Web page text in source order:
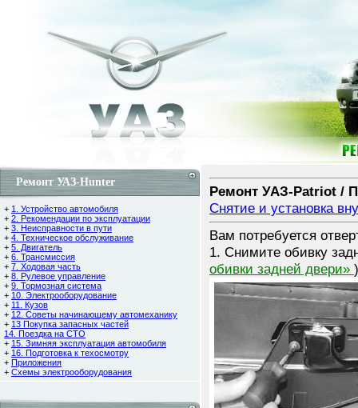
Ремонт УАЗ-Hunter
+ 1. Устройство автомобиля
+ 2. Рекомендации по эксплуатации
+ 3. Неисправности в пути
+ 4. Техническое обслуживание
+ 5. Двигатель
+ 6. Трансмиссия
+ 7. Ходовая часть
+ 8. Рулевое управление
+ 9. Тормозная система
+ 10. Электрооборудование
+ 11. Кузов
+ 12. Советы начинающему автомеханику
+ 13 Покупка запасных частей
14. Поездка на СТО
+ 15. Зимняя эксплуатация автомобиля
+ 16. Подготовка к техосмотру
+ Приложения
+ Схемы электрооборудования
Ремонт УАЗ-Patriot /
Снятие и установка
Вам потребуется
1. Снимите обивку
обивки задней двери»